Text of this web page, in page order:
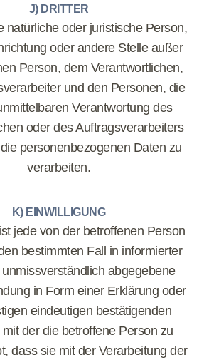
J) DRITTER
natürliche oder juristische Person,
oder andere Stelle außer
Person, dem Verantwortlichen,
und den Personen, die
Verantwortung des
oder des Auftragsverarbeiters
personenbezogenen Daten zu
verarbeiten.
K) EINWILLIGUNG
jede von der betroffenen Person
bestimmten Fall in informierter
abgegebene
in Form einer Erklärung oder
eindeutigen bestätigenden
der die betroffene Person zu
dass sie mit der Verarbeitung der